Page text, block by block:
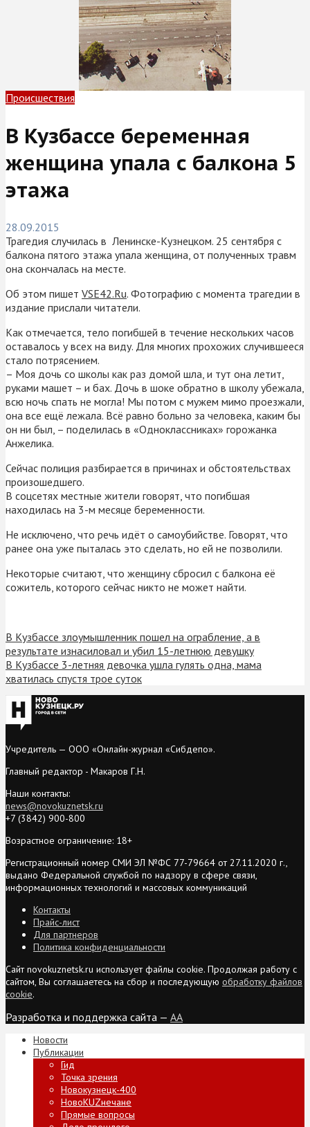
Происшествия
В Кузбассе беременная
женщина упала с балкона 5
этажа
28.09.2015
Трагедия случилась в Ленинске-Кузнецком. 25 сентября с
балкона пятого этажа упала женщина, от полученных травм
она скончалась на месте.
Об этом пишет VSE42.Ru. Фотографию с момента трагедии в
издание прислали читатели.
Как отмечается, тело погибшей в течение нескольких часов
оставалось у всех на виду. Для многих прохожих случившееся
стало потрясением.
– Моя дочь со школы как раз домой шла, и тут она летит,
руками машет – и бах. Дочь в шоке обратно в школу убежала,
всю ночь спать не могла! Мы потом с мужем мимо проезжали,
она все ещё лежала. Всё равно больно за человека, каким бы
он ни был, – поделилась в «Одноклассниках» горожанка
Анжелика.
Сейчас полиция разбирается в причинах и обстоятельствах
произошедшего.
В соцсетях местные жители говорят, что погибшая
находилась на 3-м месяце беременности.
Не исключено, что речь идёт о самоубийстве. Говорят, что
ранее она уже пыталась это сделать, но ей не позволили.
Некоторые считают, что женщину сбросил с балкона её
сожитель, которого сейчас никто не может найти.
В Кузбассе злоумышленник пошел на ограбление, а в
результате изнасиловал и убил 15-летнюю девушку
В Кузбассе 3-летняя девочка ушла гулять одна, мама
хватилась спустя трое суток
Учредитель — ООО «Онлайн-журнал «Сибдепо».
Главный редактор - Макаров Г.Н.
Наши контакты:
news@novokuznetsk.ru
+7 (3842) 900-800
Возрастное ограничение: 18+
Регистрационный номер СМИ ЭЛ №ФС 77-79664 от 27.11.2020 г.,
выдано Федеральной службой по надзору в сфере связи,
информационных технологий и массовых коммуникаций
Контакты
Прайс-лист
Для партнеров
Политика конфиденциальности
Сайт novokuznetsk.ru использует файлы cookie. Продолжая работу с
сайтом, Вы соглашаетесь на сбор и последующую обработку файлов
cookie.
Разработка и поддержка сайта — AA
Новости
Публикации
Гид
Точка зрения
Новокузнецк-400
НовоKUZнечане
Прямые вопросы